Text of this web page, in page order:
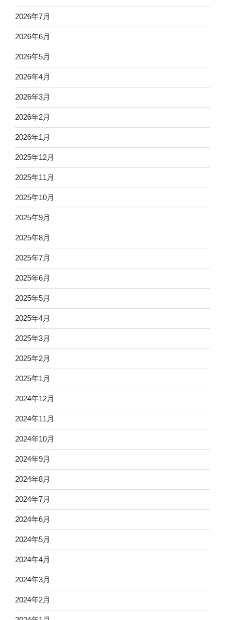
2026年7月
2026年6月
2026年5月
2026年4月
2026年3月
2026年2月
2026年1月
2025年12月
2025年11月
2025年10月
2025年9月
2025年8月
2025年7月
2025年6月
2025年5月
2025年4月
2025年3月
2025年2月
2025年1月
2024年12月
2024年11月
2024年10月
2024年9月
2024年8月
2024年7月
2024年6月
2024年5月
2024年4月
2024年3月
2024年2月